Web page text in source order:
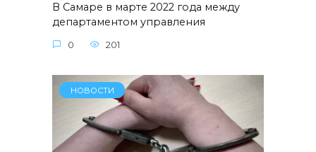
В Самаре в марте 2022 года между
департаментом управления
0 201
НОВОСТИ